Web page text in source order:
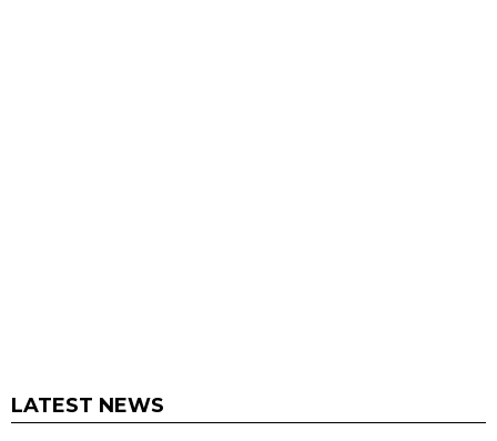
LATEST NEWS